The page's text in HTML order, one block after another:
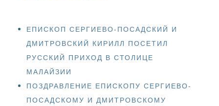
ЕПИСКОП СЕРГИЕВО-ПОСАДСКИЙ И
ДМИТРОВСКИЙ КИРИЛЛ ПОСЕТИЛ
РУССКИЙ ПРИХОД В СТОЛИЦЕ
МАЛАЙЗИИ
ПОЗДРАВЛЕНИЕ ЕПИСКОПУ СЕРГИЕВО-
ПОСАДСКОМУ И ДМИТРОВСКОМУ